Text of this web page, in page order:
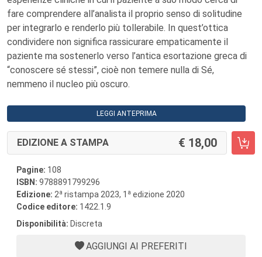
fare comprendere all’analista il proprio senso di solitudine
per integrarlo e renderlo più tollerabile. In quest’ottica
condividere non significa rassicurare empaticamente il
paziente ma sostenerlo verso l’antica esortazione greca di
“conoscere sé stessi”, cioè non temere nulla di Sé,
nemmeno il nucleo più oscuro.
LEGGI ANTEPRIMA
EDIZIONE A STAMPA 18,00
Pagine: 108
ISBN: 9788891799296
Edizione: 2a ristampa 2023, 1 a edizione 2020
Codice editore: 1422.1.9
Disponibilità: Discreta
AGGIUNGI AI PREFERITI